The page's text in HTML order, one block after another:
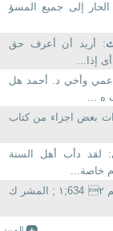
إلى جميع المسؤ
: أريد أن أعرف حق
إذا...
وأخي د. أحمد هل
ه ...
بعض اجزاء من كتاب
: لقد دأب أهل السنة
خاصة...
: اية رقم ٢ 634;١ ; المشر ك